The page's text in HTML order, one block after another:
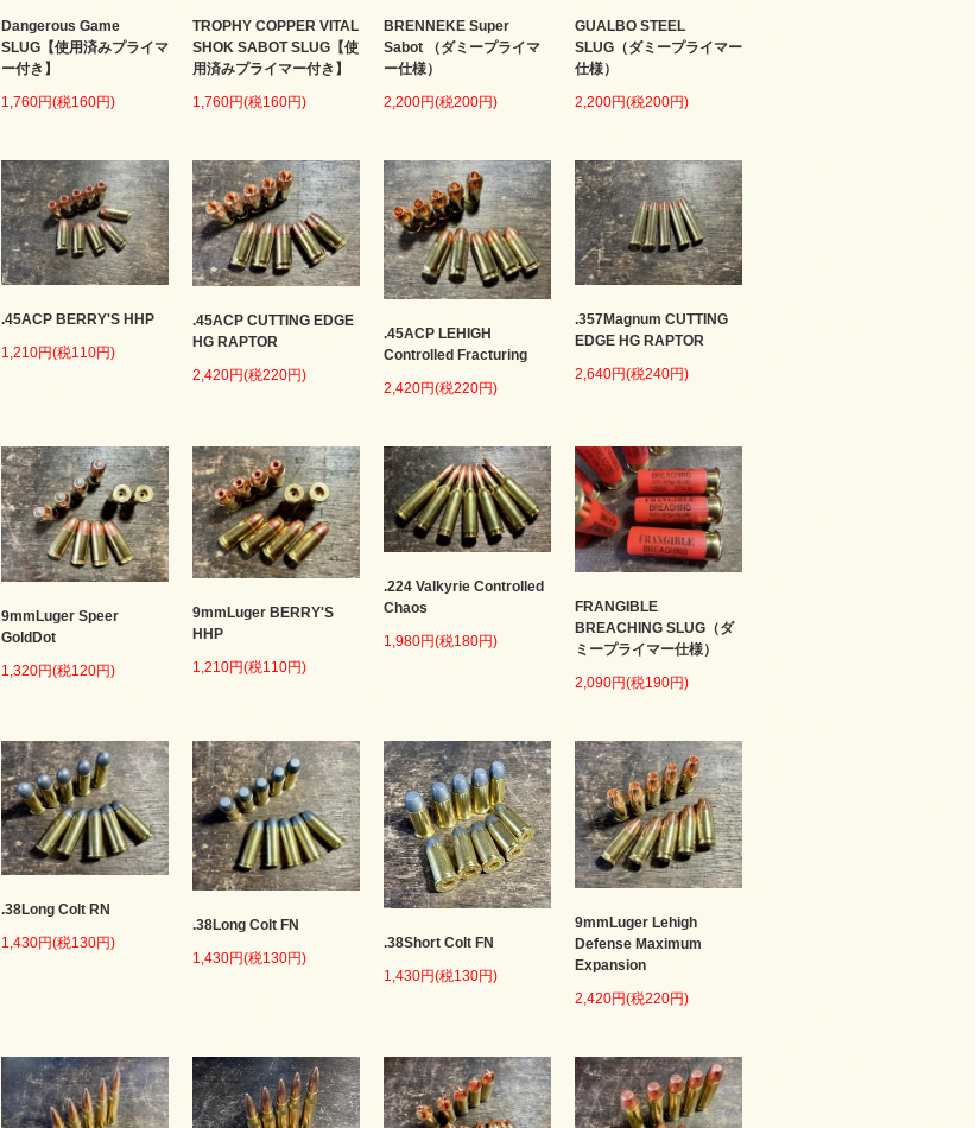
Dangerous Game
SLUG【使用済みプライマ
ー付き】
1,760円(税160円)
TROPHY COPPER VITAL
SHOK SABOT SLUG【使
用済みプライマー付き】
1,760円(税160円)
BRENNEKE Super
Sabot （ダミープライマ
ー仕様）
2,200円(税200円)
GUALBO STEEL
SLUG（ダミープライマー
仕様）
2,200円(税200円)
.45ACP BERRY'S HHP
1,210円(税110円)
.45ACP CUTTING EDGE
HG RAPTOR
2,420円(税220円)
.45ACP LEHIGH
Controlled Fracturing
2,420円(税220円)
.357Magnum CUTTING
EDGE HG RAPTOR
2,640円(税240円)
9mmLuger Speer
GoldDot
1,320円(税120円)
9mmLuger BERRY'S
HHP
1,210円(税110円)
.224 Valkyrie Controlled
Chaos
1,980円(税180円)
FRANGIBLE
BREACHING SLUG（ダ
ミープライマー仕様）
2,090円(税190円)
.38Long Colt RN
1,430円(税130円)
.38Long Colt FN
1,430円(税130円)
.38Short Colt FN
1,430円(税130円)
9mmLuger Lehigh
Defense Maximum
Expansion
2,420円(税220円)